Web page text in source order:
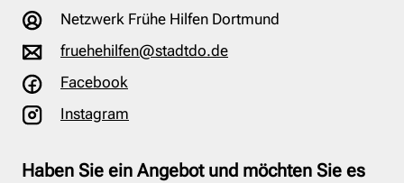
Netzwerk Frühe Hilfen Dortmund
fruehehilfen@stadtdo.de
Facebook
Instagram
Haben Sie ein Angebot und möchten Sie es